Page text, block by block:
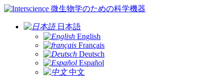
微生物学のための科学機器
日本語
English
Français
Deutsch
Español
中文